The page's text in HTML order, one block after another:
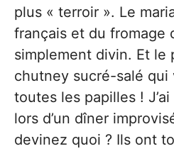
plus « terroir ». Le
français et du fromage
simplement divin. Et le
chutney sucré-salé
toutes les papilles !
lors d’un dîner
devinez quoi ? Ils ont